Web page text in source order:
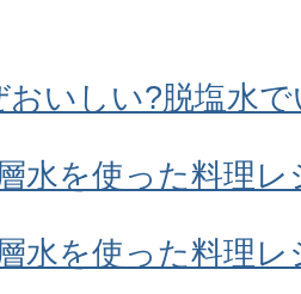
おいしい?脱塩水
水を使った料理レ
水を使った料理